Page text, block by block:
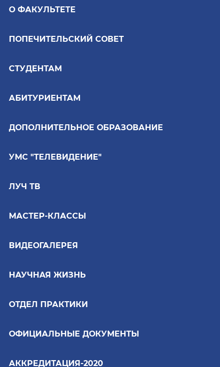
О ФАКУЛЬТЕТЕ
ПОПЕЧИТЕЛЬСКИЙ СОВЕТ
СТУДЕНТАМ
АБИТУРИЕНТАМ
ДОПОЛНИТЕЛЬНОЕ ОБРАЗОВАНИЕ
УМС "ТЕЛЕВИДЕНИЕ"
ЛУЧ ТВ
МАСТЕР-КЛАССЫ
ВИДЕОГАЛЕРЕЯ
НАУЧНАЯ ЖИЗНЬ
ОТДЕЛ ПРАКТИКИ
ОФИЦИАЛЬНЫЕ ДОКУМЕНТЫ
АККРЕДИТАЦИЯ-2020